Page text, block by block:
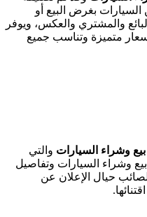
السيارات بغرض البيع أو
والمشتري والعكس، ويوفر
متميزة وتناسب جميع
وشراء السيارات والتي
وشراء السيارات وتفاصيل
حيال الإعلان عن